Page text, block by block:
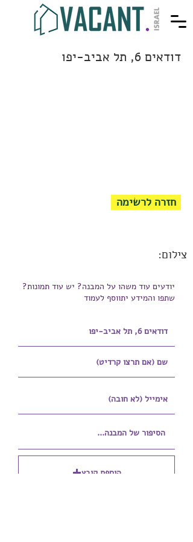
דודאים 6, תל אביב-יפו
חזרה לרשימה
צילום:
יודעים עוד משהו על המבנה? יש עוד תמונות?
שתפו והמידע יתווסף לעמוד
הוספת קובץ